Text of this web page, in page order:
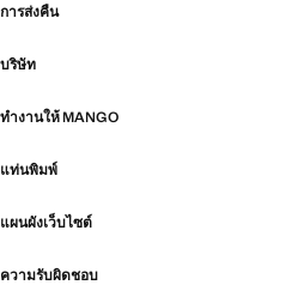
การส่งคืน
บริษัท
ทำงานให้ MANGO
แท่นพิมพ์
แผนผังเว็บไซต์
ความรับผิดชอบ